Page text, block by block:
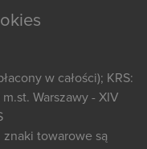
w całości); KRS:
Warszawy - XIV
towarowe są